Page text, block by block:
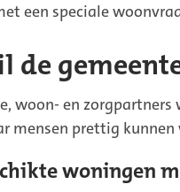
een speciale
de
woon- en
mensen prettig kunnen
woningen